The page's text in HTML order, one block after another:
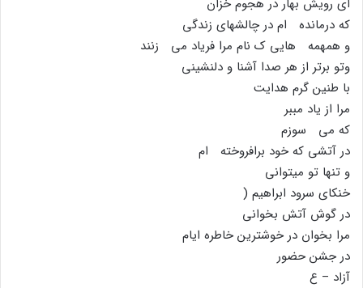
که درمانده ام در چالشهاى زندگى
و همهمه هایى ک نام مرا فریاد مى زنند
وتو برتر از هر صدا آشنا و دلنشینى
با طنین گرم هدایت
مرا از یاد مببر
که مى سوزم
در آتشى که خود برافروخته ام
و تنها تو میتوانى
خنکاى سرود ابراهیم (
در گوش آتش بخوانى
مرا بخوان در خوشترین خاطره ایام
در جشن حضور
آزاد – ع